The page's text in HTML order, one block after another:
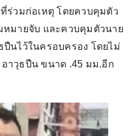
ร่วมก่อเหตุ โดยควบคุมตัว
หมายจับ และควบคุมตัวนาย
นไว้ในครอบครอง โดยไม่
าวุธปืน ขนาด .45 มม.อีก